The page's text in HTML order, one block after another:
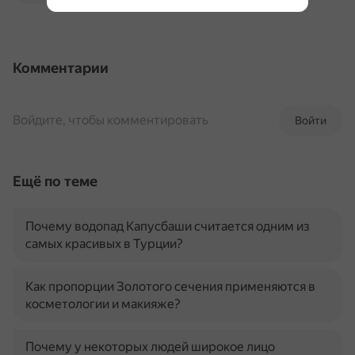
Комментарии
Войти
Войдите, чтобы комментировать
Ещё по теме
Почему водопад Капусбаши считается одним из
самых красивых в Турции?
Как пропорции Золотого сечения применяются в
косметологии и макияже?
Почему у некоторых людей широкое лицо